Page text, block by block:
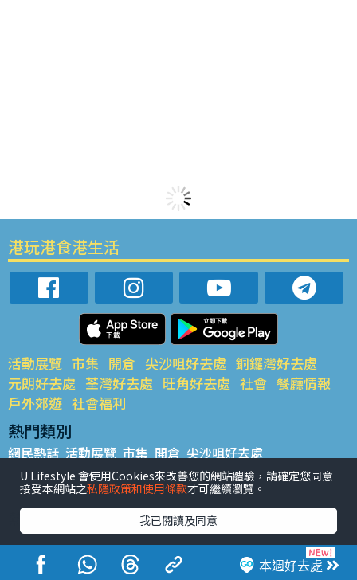
本週好去處
港玩港食港生活
活動展覽 市集 開倉 尖沙咀好去處 銅鑼灣好去處
元朗好去處 荃灣好去處 旺角好去處 社會 餐廳情報
戶外郊遊 社會福利
熱門類別
網民熱話 活動展覽 市集 開倉 尖沙咀好去處
銅鑼灣好去處 元朗好去處 荃灣好去處 旺角好去處 社會
餐廳情報 戶外郊遊
熱門標籤
#UGO搵好去處 #人氣活動推介 #美食社群熱話
#親子玩樂好去處
#ULifestyle應用程式
#限時搶
U Lifestyle 會使用Cookies來改善您的網站體驗，請確定您同意
接受本網站之私隱政策和使用條款才可繼續瀏覽。
我已閱讀及同意